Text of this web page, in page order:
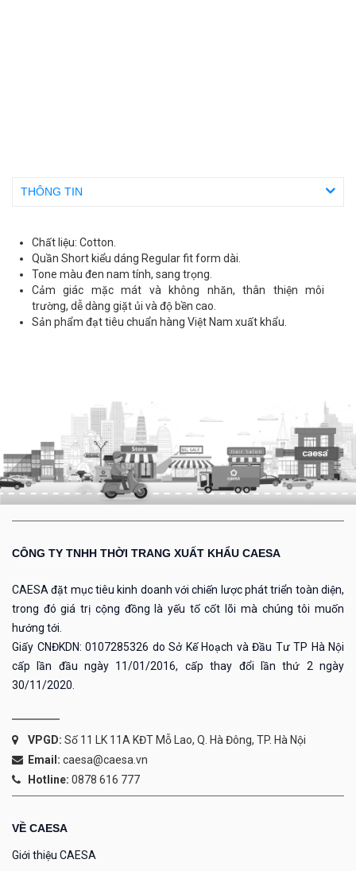
THÔNG TIN
Chất liệu: Cotton.
Quần Short kiểu dáng Regular fit form dài.
Tone màu đen nam tính, sang trọng.
Cảm giác mặc mát và không nhăn, thân thiện môi
trường, dễ dàng giặt ủi và độ bền cao.
Sản phẩm đạt tiêu chuẩn hàng Việt Nam xuất khẩu.
CÔNG TY TNHH THỜI TRANG XUẤT KHẨU CAESA
CAESA đặt mục tiêu kinh doanh với chiến lược phát triển toàn diện,
trong đó giá trị cộng đồng là yếu tố cốt lõi mà chúng tôi muốn
hướng tới.
Giấy CNĐKDN: 0107285326 do Sở Kế Hoạch và Đầu Tư TP Hà Nội
cấp lần đầu ngày 11/01/2016, cấp thay đổi lần thứ 2 ngày
30/11/2020.
VPGD: Số 11 LK 11A KĐT Mỗ Lao, Q. Hà Đông, TP. Hà Nội
Email: caesa@caesa.vn
Hotline: 0878 616 777
VỀ CAESA
Giới thiệu CAESA